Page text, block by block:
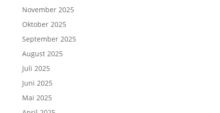
November 2025
Oktober 2025
September 2025
August 2025
Juli 2025
Juni 2025
Mai 2025